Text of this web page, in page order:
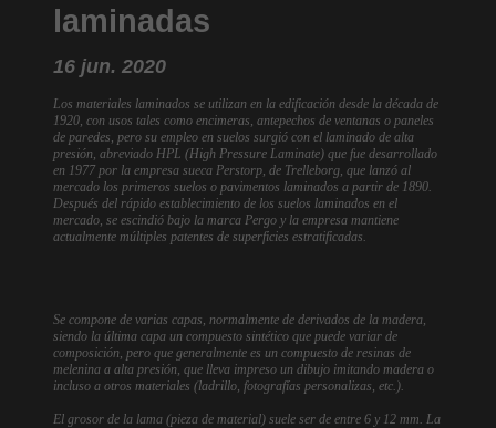
laminadas
16 jun. 2020
Los materiales laminados se utilizan en la edificación desde la década de
1920, con usos tales como encimeras, antepechos de ventanas o paneles
de paredes, pero su empleo en suelos surgió con el laminado de alta
presión, abreviado HPL (High Pressure Laminate) que fue desarrollado
en 1977 por la empresa sueca Perstorp, de Trelleborg, que lanzó al
mercado los primeros suelos o pavimentos laminados a partir de 1890.
Después del rápido establecimiento de los suelos laminados en el
mercado, se escindió bajo la marca Pergo y la empresa mantiene
actualmente múltiples patentes de superficies estratificadas.
Se compone de varias capas, normalmente de derivados de la madera,
siendo la última capa un compuesto sintético que puede variar de
composición, pero que generalmente es un compuesto de resinas de
melenina a alta presión, que lleva impreso un dibujo imitando madera o
incluso a otros materiales (ladrillo, fotografías personalizas, etc.).
El grosor de la lama (pieza de material) suele ser de entre 6 y 12 mm. La